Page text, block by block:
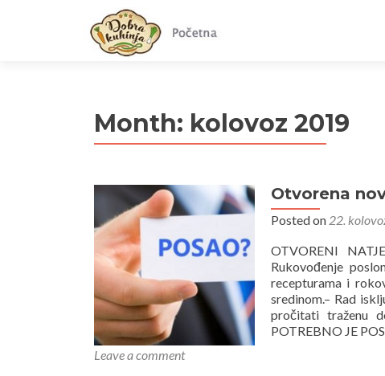
Month: kolovoz 2019
Otvorena
Posted on 22.
OTVORENI
Rukovođenje
recepturama i
sredinom.– Rad
pročitati traženu
POTREBNO JE
Leave a comment